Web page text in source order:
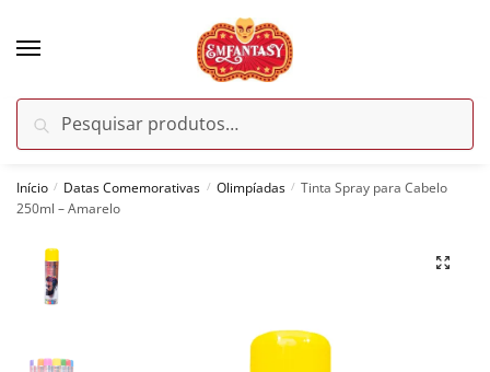
por:
Pesquisar
Início / Datas Comemorativas / Olimpíadas / Tinta Spray para Cabelo
250ml – Amarelo